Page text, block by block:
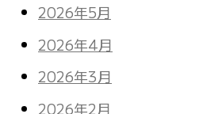
2026年5月
2026年4月
2026年3月
2026年2月